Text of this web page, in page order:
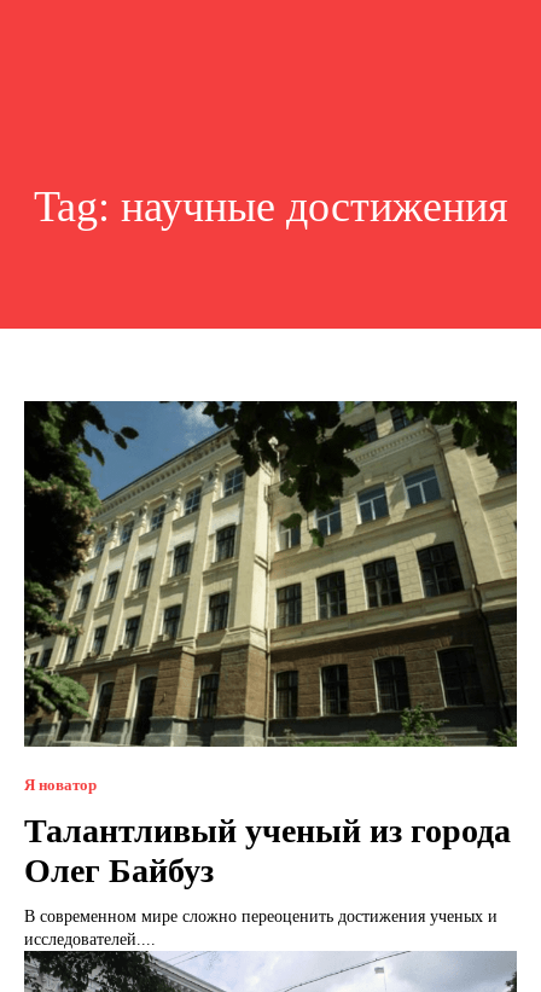
Tag: научные достижения
Я новатор
Талантливый ученый из города
Олег Байбуз
В современном мире сложно переоценить достижения ученых и
исследователей....